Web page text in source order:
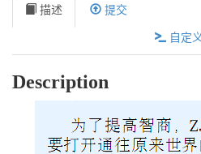
描述 提交
自定
Description